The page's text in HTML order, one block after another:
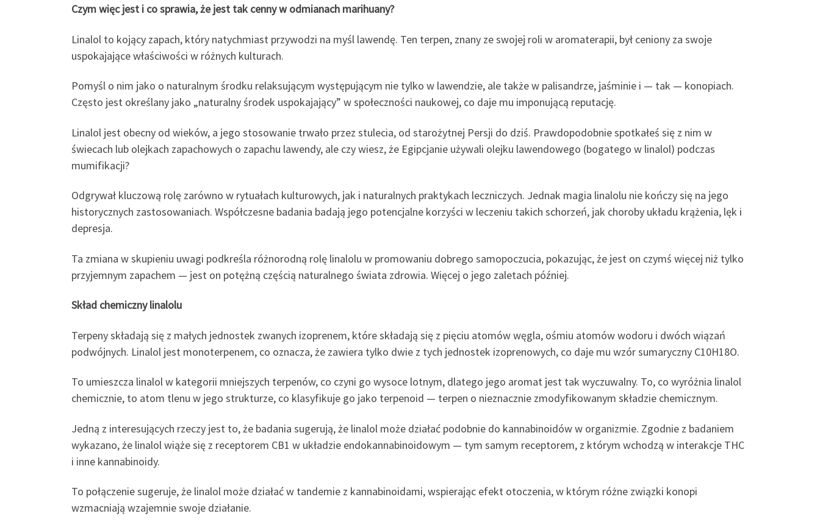
Czym więc jest i co sprawia, że ​​jest tak cenny w odmianach marihuany?
Linalol to kojący zapach, który natychmiast przywodzi na myśl lawendę. Ten terpen, znany ze swojej roli w aromaterapii, był ceniony za swoje
uspokajające właściwości w różnych kulturach.
Pomyśl o nim jako o naturalnym środku relaksującym występującym nie tylko w lawendzie, ale także w palisandrze, jaśminie i — tak — konopiach.
Często jest określany jako „naturalny środek uspokajający” w społeczności naukowej, co daje mu imponującą reputację.
Linalol jest obecny od wieków, a jego stosowanie trwało przez stulecia, od starożytnej Persji do dziś. Prawdopodobnie spotkałeś się z nim w
świecach lub olejkach zapachowych o zapachu lawendy, ale czy wiesz, że Egipcjanie używali olejku lawendowego (bogatego w linalol) podczas
mumifikacji?
Odgrywał kluczową rolę zarówno w rytuałach kulturowych, jak i naturalnych praktykach leczniczych. Jednak magia linalolu nie kończy się na jego
historycznych zastosowaniach. Współczesne badania badają jego potencjalne korzyści w leczeniu takich schorzeń, jak choroby układu krążenia, lęk i
depresja.
Ta zmiana w skupieniu uwagi podkreśla różnorodną rolę linalolu w promowaniu dobrego samopoczucia, pokazując, że jest on czymś więcej niż tylko
przyjemnym zapachem — jest on potężną częścią naturalnego świata zdrowia. Więcej o jego zaletach później.
Skład chemiczny linalolu
Terpeny składają się z małych jednostek zwanych izoprenem, które składają się z pięciu atomów węgla, ośmiu atomów wodoru i dwóch wiązań
podwójnych. Linalol jest monoterpenem, co oznacza, że ​​zawiera tylko dwie z tych jednostek izoprenowych, co daje mu wzór sumaryczny C10H18O.
To umieszcza linalol w kategorii mniejszych terpenów, co czyni go wysoce lotnym, dlatego jego aromat jest tak wyczuwalny. To, co wyróżnia linalol
chemicznie, to atom tlenu w jego strukturze, co klasyfikuje go jako terpenoid — terpen o nieznacznie zmodyfikowanym składzie chemicznym.
Jedną z interesujących rzeczy jest to, że badania sugerują, że linalol może działać podobnie do kannabinoidów w organizmie. Zgodnie z badaniem
wykazano, że linalol wiąże się z receptorem CB1 w układzie endokannabinoidowym — tym samym receptorem, z którym wchodzą w interakcje THC
i inne kannabinoidy.
To połączenie sugeruje, że linalol może działać w tandemie z kannabinoidami, wspierając efekt otoczenia, w którym różne związki konopi
wzmacniają wzajemnie swoje działanie.